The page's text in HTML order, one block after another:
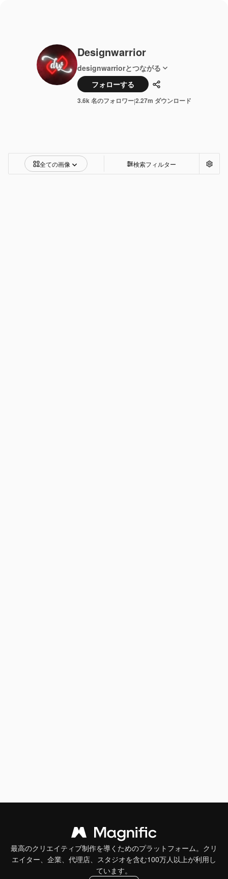
Designwarrior
designwarriorとつながる
フォローする
共有
3.6k 名のフォロワー|2.27m ダウンロード
全ての画像 検索フィルター
最高のクリエイティブ制作を導くためのプラットフォーム。クリ
エイター、企業、代理店、スタジオを含む100万人以上が利用し
ています。